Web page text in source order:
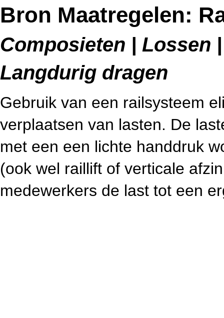
Bron Maatregelen:
Composieten | Lossen
Langdurig dragen
Gebruik van een railsysteem
verplaatsen van lasten. De
met een een lichte handdruk
(ook wel raillift of verticale
medewerkers de last tot een